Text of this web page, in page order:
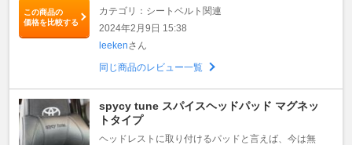
この商品の
価格を比較する
カテゴリ：シートベルト関連
2024年2月9日 15:38
leekenさん
同じ商品のレビュー一覧
spycy tune スパイスヘッドパッド マグネッ
トタイプ
ヘッドレストに取り付けるパッドと言えば、今は無